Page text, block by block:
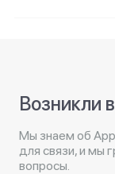
Возникли
Мы знаем об
для связи, и мы
вопросы.